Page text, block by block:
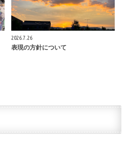
2026.7.26
表現の方針について